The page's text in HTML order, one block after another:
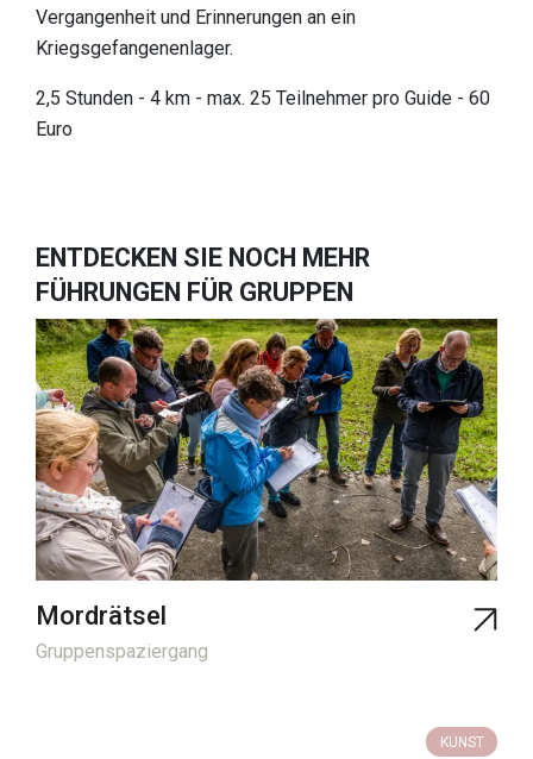
Hunde
Essen & Trinken
Übernachten
Wer wir sind
Unser Gebiet
Wissenschaftliche Forschung
Vergangenheit und Erinnerungen an ein
Kriegsgefangenenlager.
2,5 Stunden - 4 km - max. 25 Teilnehmer pro Guide - 60
Euro
ENTDECKEN SIE NOCH MEHR
FÜHRUNGEN FÜR GRUPPEN
Mordrätsel
Gruppenspaziergang
KUNST